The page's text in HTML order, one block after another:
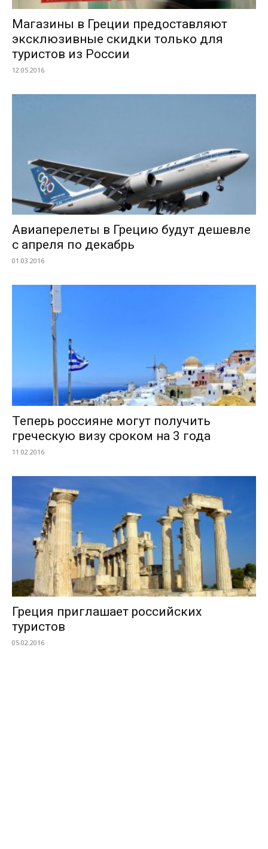
Магазины в Греции предоставляют
эксклюзивные скидки только для
туристов из России
12.05.2016
Авиаперелеты в Грецию будут дешевле
с апреля по декабрь
01.03.2016
Теперь россияне могут получить
греческую визу сроком на 3 года
11.02.2016
Греция приглашает российских
туристов
05.02.2016